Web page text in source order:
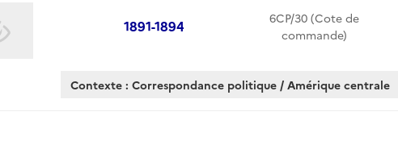
1891-1894
6CP/30 (Cote de
commande)
Contexte : Correspondance politique / Amérique centrale